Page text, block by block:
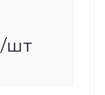
/шт